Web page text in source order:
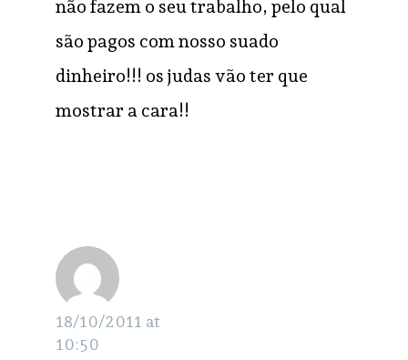
não fazem o seu trabalho, pelo qual
são pagos com nosso suado
dinheiro!!! os judas vão ter que
mostrar a cara!!
18/10/2011 at
10:50